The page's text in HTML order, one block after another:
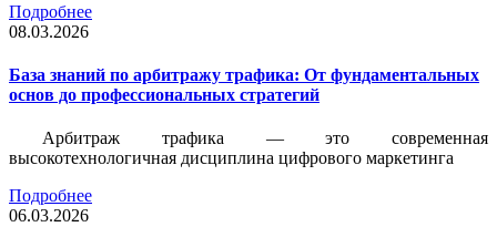
Подробнее
08.03.2026
База знаний по арбитражу трафика: От фундаментальных
основ до профессиональных стратегий
Арбитраж трафика — это современная
высокотехнологичная дисциплина цифрового маркетинга
Подробнее
06.03.2026